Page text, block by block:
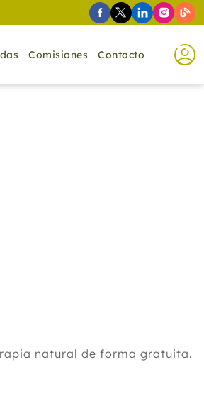
Comisiones Contacto
natural de forma gratuita.